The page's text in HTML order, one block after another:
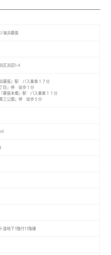
海浜幕張
区浜田1-4
浜幕張』駅 バス乗車１７分
」停 徒歩１分
『幕張本郷』駅 バス乗車１１分
公園」停 徒歩５分
造地下1階付11階建